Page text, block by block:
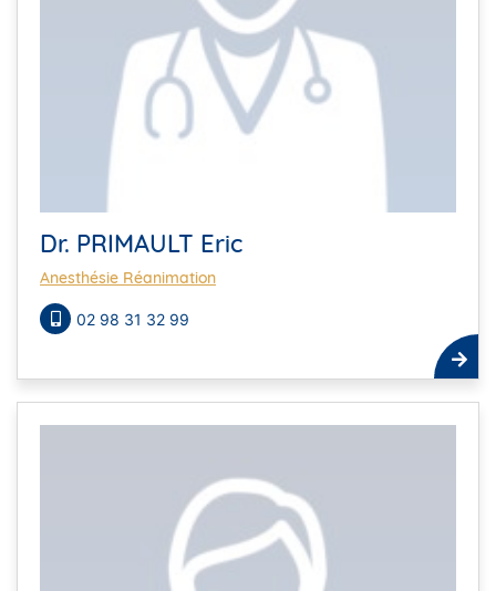
Dr. PRIMAULT Eric
Anesthésie Réanimation
02 98 31 32 99